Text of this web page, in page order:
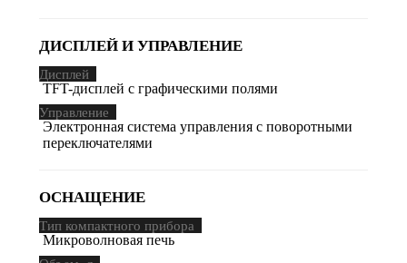
ДИСПЛЕЙ И УПРАВЛЕНИЕ
Дисплей
TFT-дисплей с графическими полями
Управление
Электронная система управления с поворотными
переключателями
ОСНАЩЕНИЕ
Тип компактного прибора
Микроволновая печь